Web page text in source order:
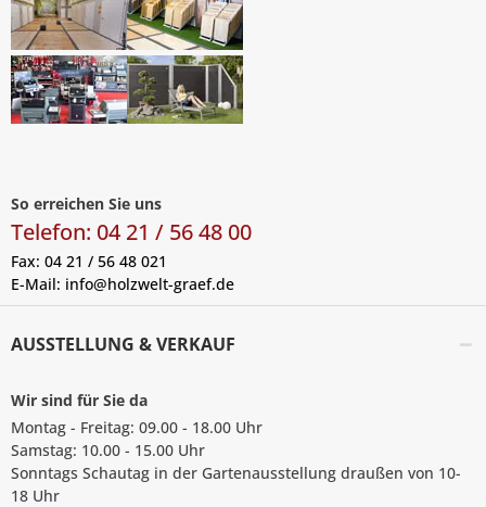
So erreichen Sie uns
Telefon: 04 21 / 56 48 00
Fax: 04 21 / 56 48 021
E-Mail: info@holzwelt-graef.de
AUSSTELLUNG & VERKAUF
Wir sind für Sie da
Montag - Freitag: 09.00 - 18.00 Uhr
Samstag: 10.00 - 15.00 Uhr
Sonntags Schautag in der Gartenausstellung draußen von 10-
18 Uhr